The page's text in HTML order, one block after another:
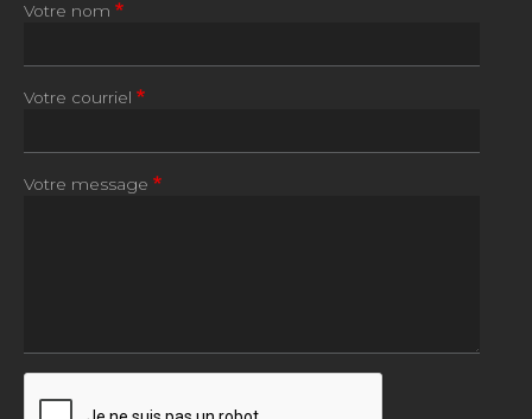
Votre nom
Votre courriel
Votre message